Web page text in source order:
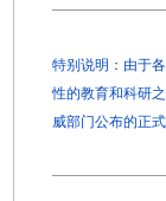
特别说明：由于
性的教育和科研
威部门公布的正式